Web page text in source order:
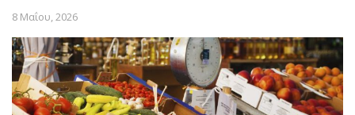
8 Μαΐου, 2026